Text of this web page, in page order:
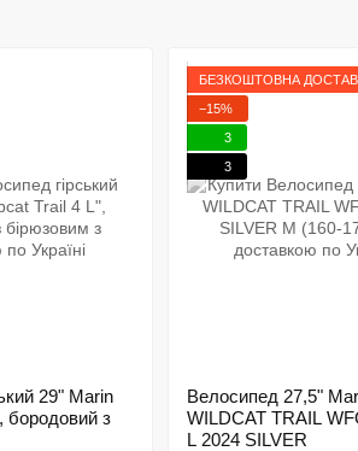
29" Marin
бородовий з
БЕЗКОШТОВНА
−15%
3
3
Велосипед 27,5"
WILDCAT TRAIL
L 2024 SILVER